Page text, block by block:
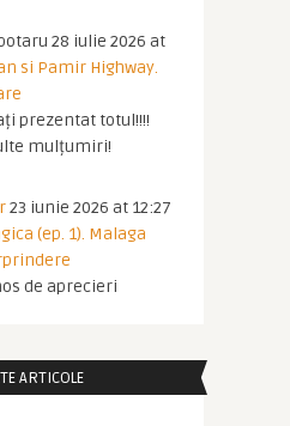
28 iulie 2026 at
si Pamir Highway.
prezentat totul!!!!
mulțumiri!
23 iunie 2026 at 12:27
(ep. 1). Malaga
de aprecieri
ARTICOLE